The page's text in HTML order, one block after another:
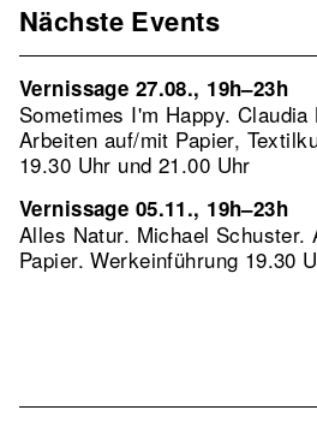
Nächste Events
Vernissage 27.08., 19h–23h
Sometimes I'm Happy.
Arbeiten auf/mit Papier,
19.30 Uhr und 21.00 Uhr
Vernissage 05.11., 19h–23h
Alles Natur. Michael Schuster.
Papier. Werkeinführung 19.30